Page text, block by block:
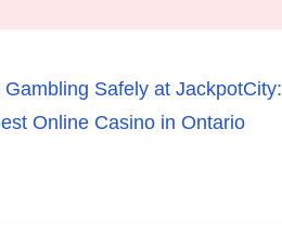
Gambling Safely at JackpotCity:
Online Casino in Ontario